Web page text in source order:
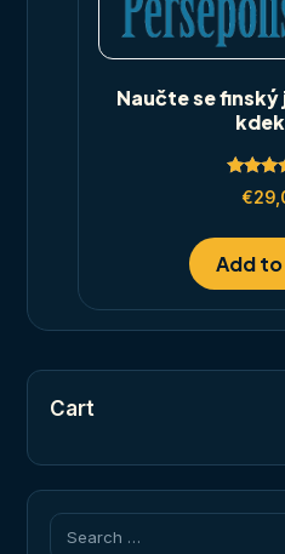
Naučte se
€
Add
Cart
Search